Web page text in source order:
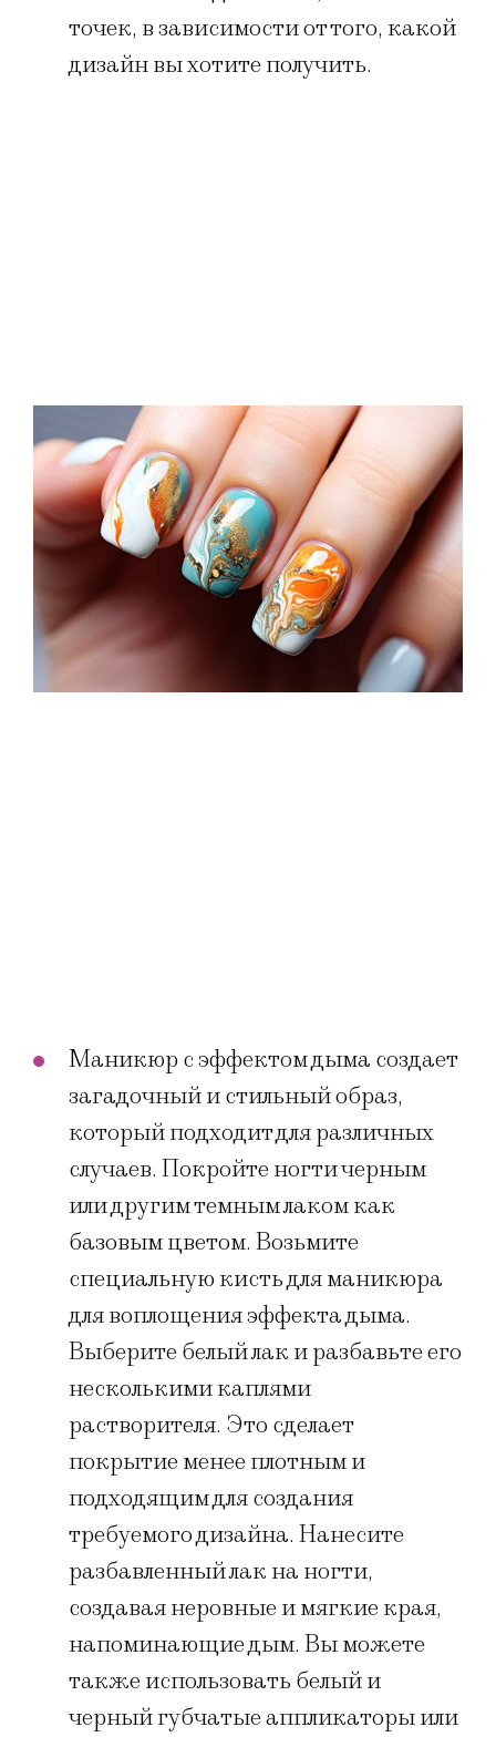
точек, в зависимости от того, какой
дизайн вы хотите получить.
Маникюр с эффектом дыма создает
загадочный и стильный образ,
который подходит для различных
случаев. Покройте ногти черным
или другим темным лаком как
базовым цветом. Возьмите
специальную кисть для маникюра
для воплощения эффекта дыма.
Выберите белый лак и разбавьте его
несколькими каплями
растворителя. Это сделает
покрытие менее плотным и
подходящим для создания
требуемого дизайна. Нанесите
разбавленный лак на ногти,
создавая неровные и мягкие края,
напоминающие дым. Вы можете
также использовать белый и
черный губчатые аппликаторы или